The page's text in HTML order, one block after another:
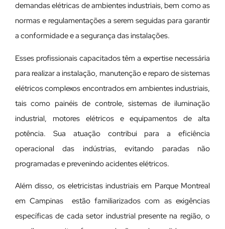
demandas elétricas de ambientes industriais, bem como as
normas e regulamentações a serem seguidas para garantir
a conformidade e a segurança das instalações.
Esses profissionais capacitados têm a expertise necessária
para realizar a instalação, manutenção e reparo de sistemas
elétricos complexos encontrados em ambientes industriais,
tais como painéis de controle, sistemas de iluminação
industrial, motores elétricos e equipamentos de alta
potência. Sua atuação contribui para a eficiência
operacional das indústrias, evitando paradas não
programadas e prevenindo acidentes elétricos.
Além disso, os eletricistas industriais em Parque Montreal
em Campinas estão familiarizados com as exigências
específicas de cada setor industrial presente na região, o